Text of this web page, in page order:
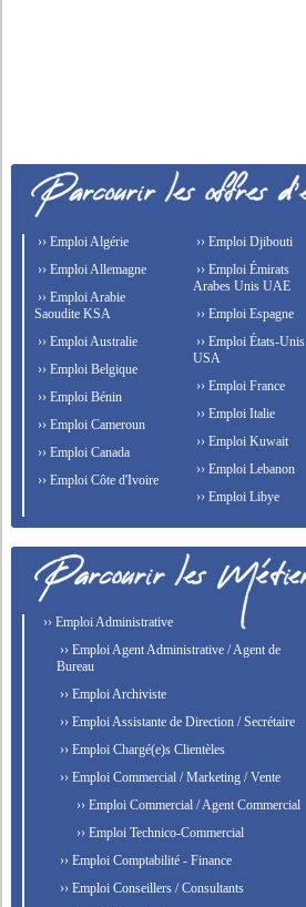
›› Emploi Algérie
›› Emploi Allemagne
›› Emploi Arabie
Saoudite KSA
›› Emploi Australie
›› Emploi Belgique
›› Emploi Bénin
›› Emploi Cameroun
›› Emploi Canada
›› Emploi Côte d'Ivoire
›› Emploi Djibouti
›› Emploi Émirats
Arabes Unis UAE
›› Emploi Espagne
›› Emploi États-Unis
USA
›› Emploi France
›› Emploi Italie
›› Emploi Kuwait
›› Emploi Lebanon
›› Emploi Libye
›› Emploi Administrative
›› Emploi Agent Administrative / Agent de
Bureau
›› Emploi Archiviste
›› Emploi Assistante de Direction / Secrétaire
›› Emploi Chargé(e)s Clientèles
›› Emploi Commercial / Marketing / Vente
›› Emploi Commercial / Agent Commercial
›› Emploi Technico-Commercial
›› Emploi Comptabilité - Finance
›› Emploi Conseillers / Consultants